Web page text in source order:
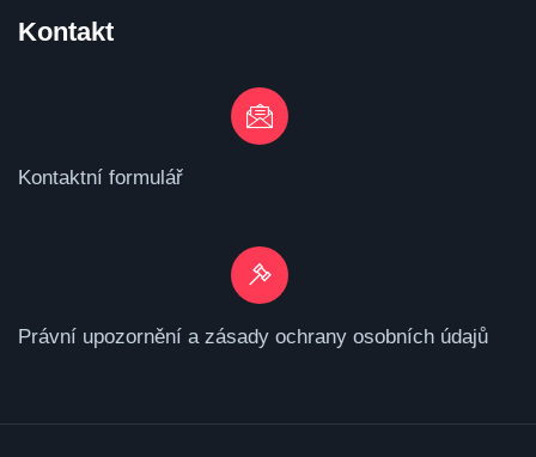
Kontakt
Kontaktní formulář
Právní upozornění a zásady ochrany osobních údajů